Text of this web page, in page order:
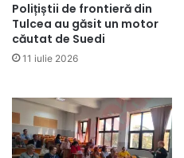
Polițiștii de frontieră din
Tulcea au găsit un motor
căutat de Suedi
11 iulie 2026